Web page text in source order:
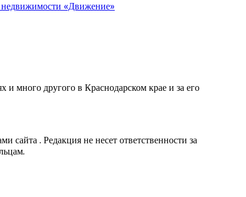
«Движение»
много другого в Краснодарском крае и за его
сайта . Редакция не несет ответственности за